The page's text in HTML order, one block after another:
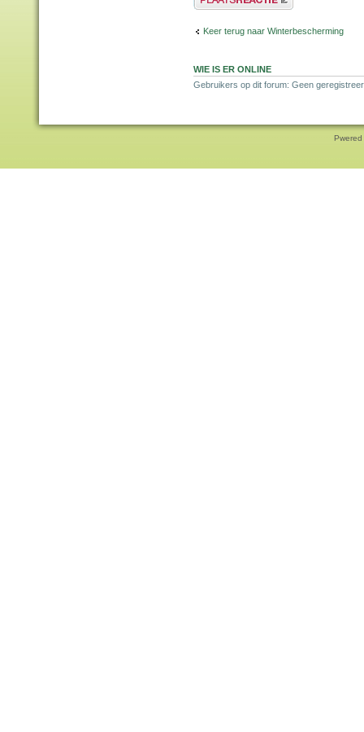
Keer terug naar Winterbescherming
WIE IS ER ONLINE
Gebruikers op dit forum: Geen